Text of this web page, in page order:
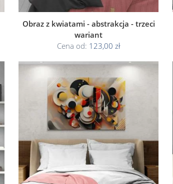
Obraz z kwiatami - abstrakcja - trzeci
wariant
Cena od: 123,00 zł